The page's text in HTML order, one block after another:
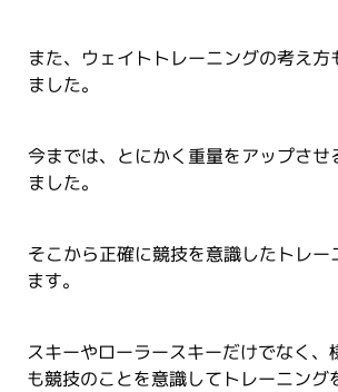
また、ウェイトトレーニングの考え方
ました。
今までは、とにかく重量をアップさせ
ました。
そこから正確に競技を意識したトレー
ます。
スキーやローラースキーだけでなく、
も競技のことを意識してトレーニング